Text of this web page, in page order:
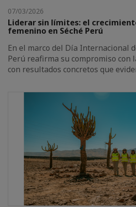
07/03/2026
Liderar sin límites: el
femenino en Séché Perú
En el marco del Día Internacional
Perú reafirma su compromiso con
con resultados concretos que